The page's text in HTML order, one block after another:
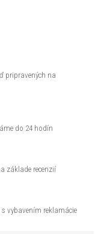
pripravených na
do 24 hodín
základe recenzií
vybavením reklamácie